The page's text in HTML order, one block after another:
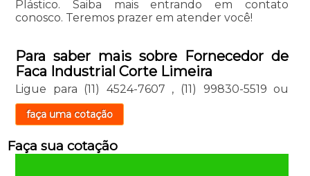
Plástico. Saiba mais entrando em contato
conosco. Teremos prazer em atender você!
Para saber mais sobre Fornecedor de
Faca Industrial Corte Limeira
Ligue para (11) 4524-7607 , (11) 99830-5519 ou
faça uma cotação
Faça sua cotação